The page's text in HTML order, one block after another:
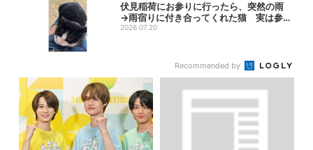
伏見稲荷にお参りに行ったら、突然の雨
→雨宿りに付き合ってくれた猫 実は参
拝客に可...
2026.07.20
Recommended by